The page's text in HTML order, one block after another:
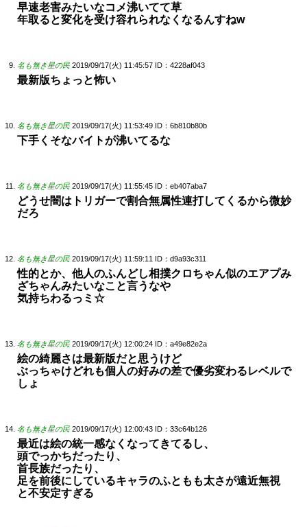
早速老害みたいなコメ沸いてて草
年取ると変化を受け容れられなくなるんすねw
名も無き星の民 2019/09/17(火) 11:45:57 ID：4228af043
最新版ちょっと怖い
名も無き星の民 2019/09/17(火) 11:53:49 ID：6b810b80b
下手くそなバイトが沸いてるな
名も無き星の民 2019/09/17(火) 11:55:45 ID：eb407aba7
どうせ闇はトリガーで割合無属性連打してくるから微妙
だろ
名も無き星の民 2019/09/17(火) 11:59:11 ID：d9a93c311
性的とか、他人のふんどし相撲クロちゃん似のエアプみ
ざちゃんみたいなこと言うなや
気持ちわるっミ☆
名も無き星の民 2019/09/17(火) 12:00:24 ID：a49e82e2a
絵の綺麗さは最新版だと思うけど
ぶっちゃけどれも個人の好みの差で優劣変わるレベルで
しょ
名も無き星の民 2019/09/17(火) 12:00:43 ID：33c64b126
最近は絵の統一感なくなってきてるし、
頭でっかちだったり、
首長族だったり、
足を前後にしているキャラのふともも太さが遠近無視
と不安定すぎる